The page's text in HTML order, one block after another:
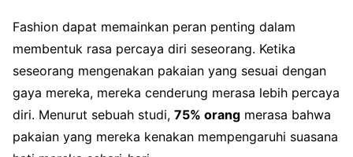
Fashion dapat memainkan peran penting dalam
membentuk rasa percaya diri seseorang. Ketika
seseorang mengenakan pakaian yang sesuai dengan
gaya mereka, mereka cenderung merasa lebih percaya
diri. Menurut sebuah studi, 75% orang merasa bahwa
pakaian yang mereka kenakan mempengaruhi suasana